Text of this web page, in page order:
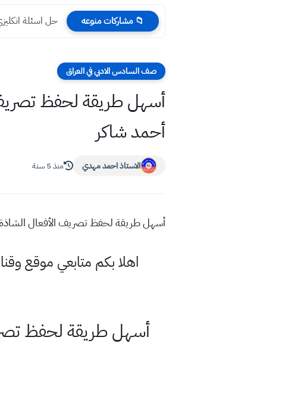
📁 مشاركات منوعه حل اسئلة انكليزي دور اول
صف السادس الادبي في العراق
أسهل طريقة لحفظ تصريف
أحمد شاكر
الاستاذ احمد مهدي منذ 5 سنة
أسهل طريقة لحفظ تصريف الأفعال الشاذة
اهلا بكم متابعي موقع
أسهل طريقة لحفظ